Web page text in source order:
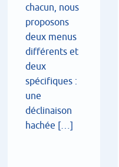
chacun, nous
proposons
deux menus
différents et
deux
spécifiques :
une
déclinaison
hachée […]